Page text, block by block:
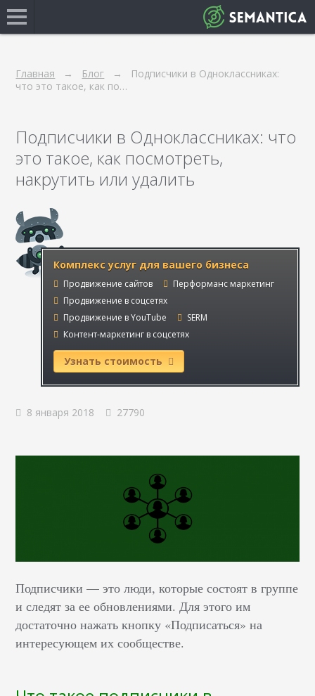
Главная Блог
Подписчики в Одноклассниках:
что это такое, как по…
Подписчики в Одноклассниках: что
это такое, как посмотреть,
накрутить или удалить
Комплекс услуг для вашего бизнеса
Продвижение сайтов
Перформанс маркетинг
Продвижение в соцсетях
Продвижение в YouTube
SERM
Контент-маркетинг в соцсетях
Узнать стоимость
8 января 2018 27790
Подписчики — это люди, которые состоят в группе
и следят за ее обновлениями. Для этого им
достаточно нажать кнопку «Подписаться» на
интересующем их сообществе.